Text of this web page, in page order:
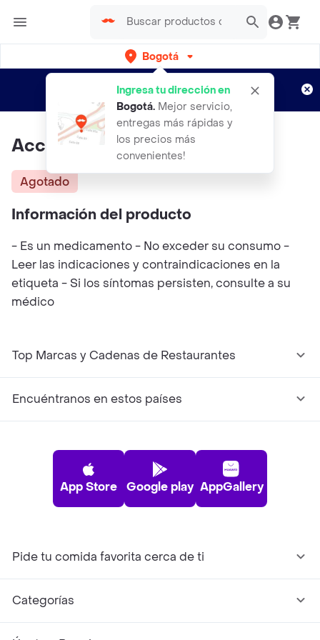
Bogotá
Ingresa tu dirección en
Bogotá. Mejor servicio,
entregas más rápidas y
los precios más
convenientes!
envíos gratis por semanas
Aplican TyC
Accu-chek Instant X 50 Tirillas
Agotado
Información del producto
- Es un medicamento - No exceder su consumo -
Leer las indicaciones y contraindicaciones en la
etiqueta - Si los síntomas persisten, consulte a su
médico
Top Marcas y Cadenas de Restaurantes
Encuéntranos en estos países
App Store Google play AppGallery
Pide tu comida favorita cerca de ti
Categorías